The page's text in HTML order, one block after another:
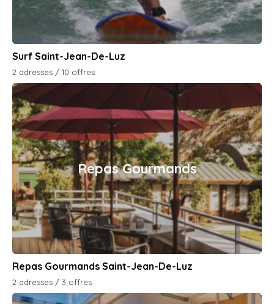
Surf Saint-Jean-De-Luz
2 adresses / 10 offres
Repas Gourmands
Repas Gourmands Saint-Jean-De-Luz
2 adresses / 3 offres